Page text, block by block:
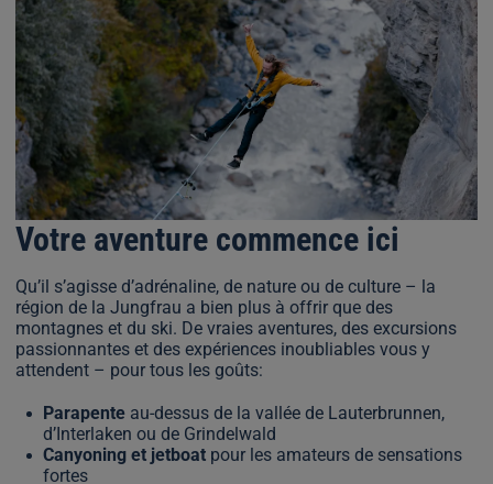
Votre aventure commence ici
Qu’il s’agisse d’adrénaline, de nature ou de culture – la
région de la Jungfrau a bien plus à offrir que des
montagnes et du ski. De vraies aventures, des excursions
passionnantes et des expériences inoubliables vous y
attendent – pour tous les goûts:
Parapente au-dessus de la vallée de Lauterbrunnen,
d’Interlaken ou de Grindelwald
Canyoning et jetboat pour les amateurs de sensations
fortes